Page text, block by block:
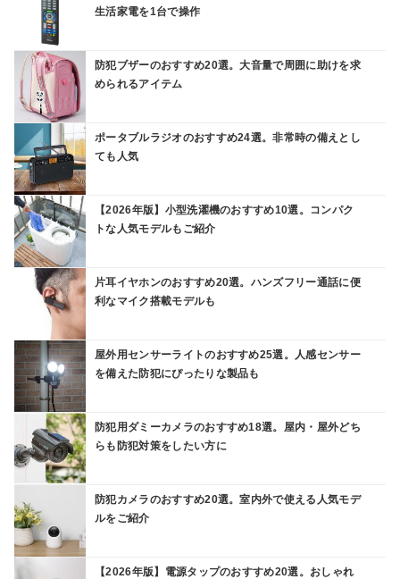
生活家電を1台で操作
防犯ブザーのおすすめ20選。大音量で周囲に助けを求
められるアイテム
ポータブルラジオのおすすめ24選。非常時の備えとし
ても人気
【2026年版】小型洗濯機のおすすめ10選。コンパク
トな人気モデルもご紹介
片耳イヤホンのおすすめ20選。ハンズフリー通話に便
利なマイク搭載モデルも
屋外用センサーライトのおすすめ25選。人感センサー
を備えた防犯にぴったりな製品も
防犯用ダミーカメラのおすすめ18選。屋内・屋外どち
らも防犯対策をしたい方に
防犯カメラのおすすめ20選。室内外で使える人気モデ
ルをご紹介
【2026年版】電源タップのおすすめ20選。おしゃれ